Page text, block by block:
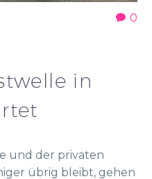
0
in
und der privaten
übrig bleibt, gehen